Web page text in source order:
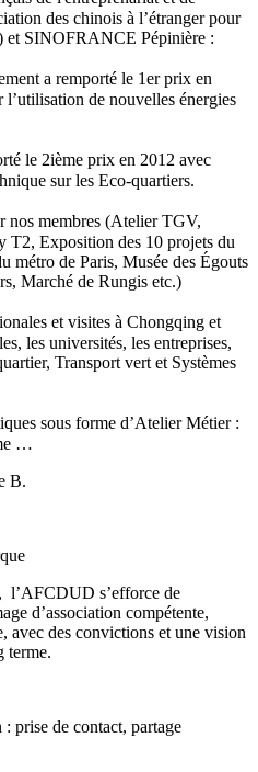
des chinois à l’étranger pour
et SINOFRANCE Pépinière :
a remporté le 1er prix en
de nouvelles énergies
le 2ième prix en 2012 avec
sur les Eco-quartiers.
nos membres (Atelier TGV,
T2, Exposition des 10 projets du
métro de Paris, Musée des Égouts
Marché de Rungis etc.)
et visites à Chongqing et
les universités, les entreprises,
Transport vert et Systèmes
sous forme d’Atelier Métier :
…
B.
l’AFCDUD s’efforce de
d’association compétente,
avec des convictions et une vision
terme.
prise de contact, partage